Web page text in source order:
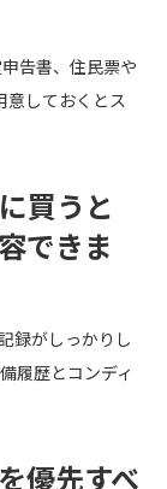
告書、住民票や
意しておくとス
買うと
できま
録がしっかりし
履歴とコンディ
優先すべ